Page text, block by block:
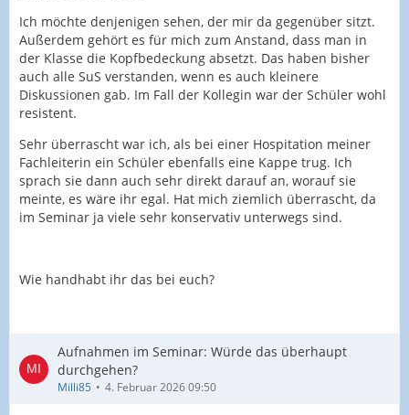
Ich möchte denjenigen sehen, der mir da gegenüber sitzt.
Außerdem gehört es für mich zum Anstand, dass man in
der Klasse die Kopfbedeckung absetzt. Das haben bisher
auch alle SuS verstanden, wenn es auch kleinere
Diskussionen gab. Im Fall der Kollegin war der Schüler wohl
resistent.
Sehr überrascht war ich, als bei einer Hospitation meiner
Fachleiterin ein Schüler ebenfalls eine Kappe trug. Ich
sprach sie dann auch sehr direkt darauf an, worauf sie
meinte, es wäre ihr egal. Hat mich ziemlich überrascht, da
im Seminar ja viele sehr konservativ unterwegs sind.
Wie handhabt ihr das bei euch?
Aufnahmen im Seminar: Würde das überhaupt
durchgehen?
Milli85 4. Februar 2026 09:50